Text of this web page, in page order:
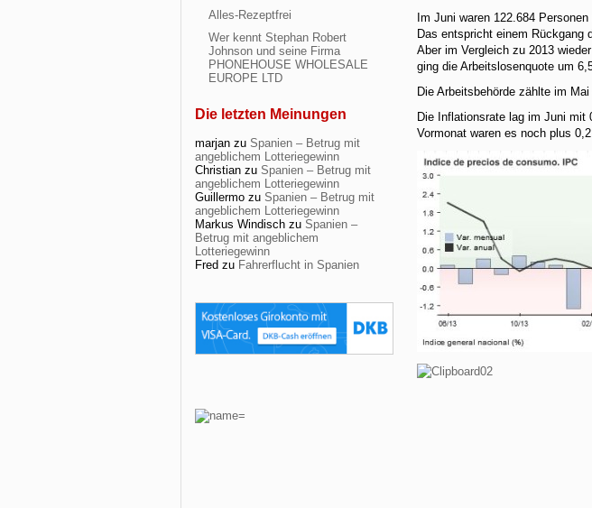
Alles-Rezeptfrei
Wer kennt Stephan Robert
Johnson und seine Firma
PHONEHOUSE WHOLESALE
EUROPE LTD
Die letzten Meinungen
marjan zu Spanien – Betrug mit
angeblichem Lotteriegewinn
Christian zu Spanien – Betrug mit
angeblichem Lotteriegewinn
Guillermo zu Spanien – Betrug mit
angeblichem Lotteriegewinn
Markus Windisch zu Spanien –
Betrug mit angeblichem
Lotteriegewinn
Fred zu Fahrerflucht in Spanien
Im Juni waren 122.684
Das entspricht einem Rückgang
Aber im Vergleich zu 2013
ging die Arbeitslosenquote um
Die Arbeitsbehörde zählte im
Die Inflationsrate lag im Juni
Vormonat waren es noch plus